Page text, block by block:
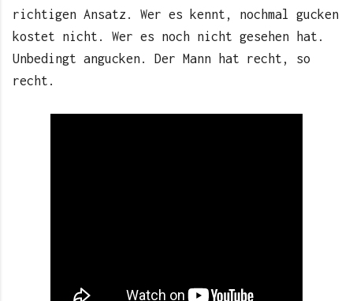
richtigen Ansatz. Wer es kennt, nochmal gucken
kostet nicht. Wer es noch nicht gesehen hat.
Unbedingt angucken. Der Mann hat recht, so
recht.